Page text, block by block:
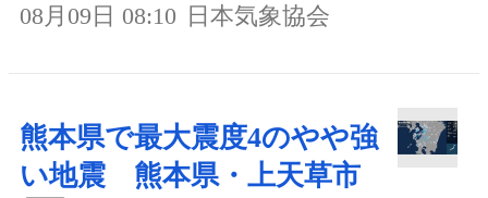
08月09日 08:10 日本気象協会
熊本県で最大震度4のやや強
い地震 熊本県・上天草市